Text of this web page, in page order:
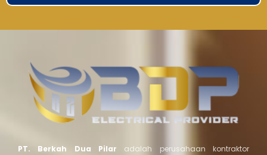
PT. Berkah Dua Pilar adalah perusahaan kontraktor